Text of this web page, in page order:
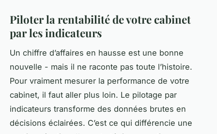
Piloter la rentabilité de votre cabinet
par les indicateurs
Un chiffre d’affaires en hausse est une bonne
nouvelle - mais il ne raconte pas toute l’histoire.
Pour vraiment mesurer la performance de votre
cabinet, il faut aller plus loin. Le pilotage par
indicateurs transforme des données brutes en
décisions éclairées. C’est ce qui différencie une